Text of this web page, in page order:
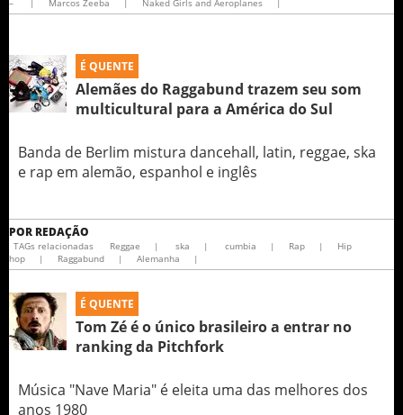
– Marcos Zeeba Naked Girls and Aeroplanes
É QUENTE
Alemães do Raggabund trazem seu som
multicultural para a América do Sul
Banda de Berlim mistura dancehall, latin, reggae, ska
e rap em alemão, espanhol e inglês
POR REDAÇÃO
TAGs relacionadas Reggae | ska | cumbia | Rap |
Hip
hop
| Raggabund | Alemanha |
É QUENTE
Tom Zé é o único brasileiro a entrar no
ranking da Pitchfork
Música "Nave Maria" é eleita uma das melhores dos
anos 1980